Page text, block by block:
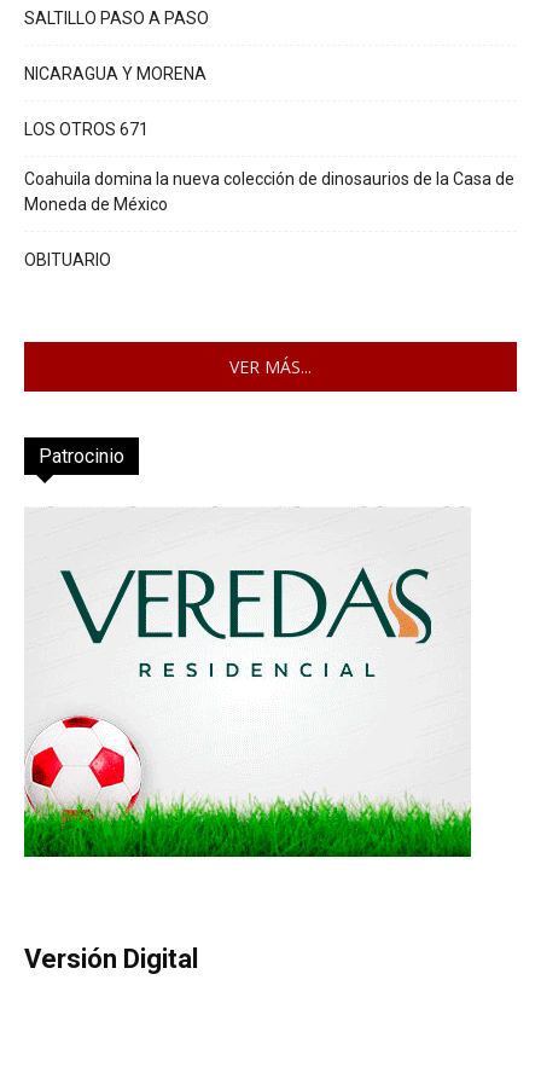
SALTILLO PASO A PASO
NICARAGUA Y MORENA
LOS OTROS 671
Coahuila domina la nueva colección de dinosaurios de la Casa de
Moneda de México
OBITUARIO
VER MÁS...
Patrocinio
Versión Digital